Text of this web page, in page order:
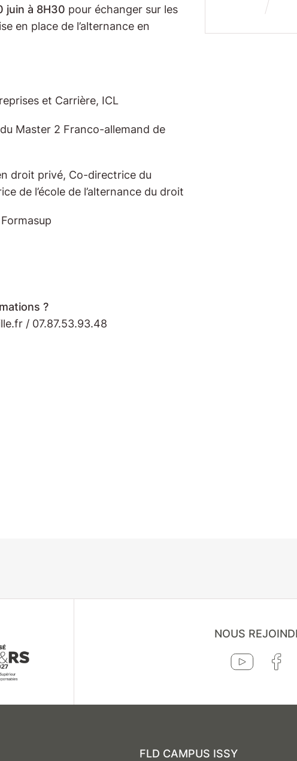
juin à 8H30 pour échanger sur les
en place de l’alternance en
et Carrière, ICL
Master 2 Franco-allemand de
droit privé, Co-directrice du
de l’école de l’alternance du droit
?
/ 07.87.53.93.48
NOUS
FLD CAMPUS ISSY